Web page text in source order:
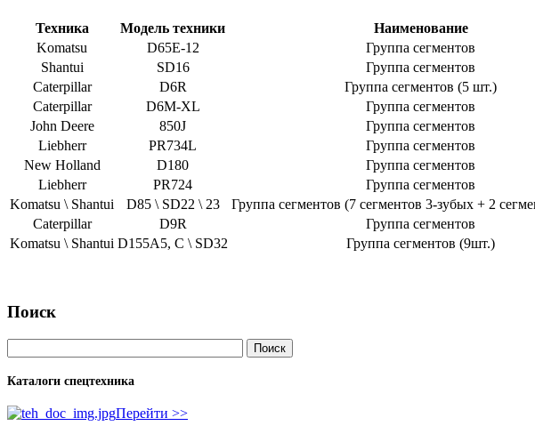
Техника Модель техники Наименование
Komatsu
D65E-12 Группа сегментов
Shantui
SD16 Группа сегментов
Caterpillar
D6R Группа сегментов (5 шт.)
Caterpillar
D6M-XL Группа сегментов
John Deere
850J Группа сегментов
Liebherr
PR734L Группа сегментов
New Holland
D180 Группа сегментов
Liebherr
PR724 Группа сегментов
Komatsu \ Shantui
D85 \ SD22 \ 23 Группа сегментов (7 сегментов 3-зубых + 2
Caterpillar
D9R Группа сегментов
Komatsu \ Shantui D155А5, C \ SD32 Группа сегментов (9шт.)
Поиск
Каталоги спецтехника
Перейти >>